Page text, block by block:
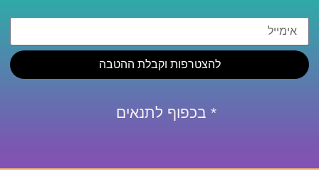
להצטרפות וקבלת ההטבה
* בכפוף לתנאים